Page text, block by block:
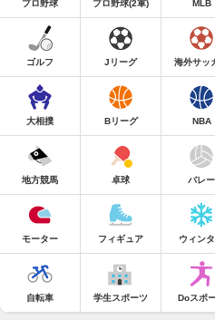
プロ野球 プロ野球(2軍) MLB
ゴルフ Jリーグ 海外サッ
大相撲 Bリーグ NBA
地方競馬 卓球 バレー
モーター フィギュア ウィン
自転車 学生スポーツ Doスポ